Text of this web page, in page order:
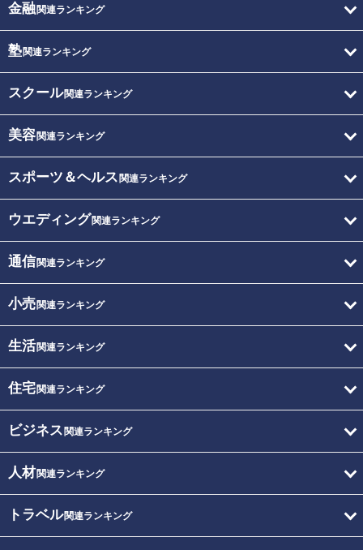
金融関連ランキング
塾関連ランキング
スクール関連ランキング
美容関連ランキング
スポーツ＆ヘルス 関連ランキング
ウエディング関連ランキング
通信関連ランキング
小売関連ランキング
生活関連ランキング
住宅関連ランキング
ビジネス 関連ランキング
人材関連ランキング
トラベル関連ランキング